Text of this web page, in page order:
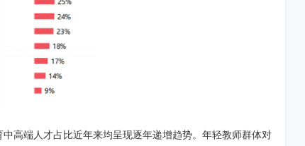
高端人才占比近年来均呈现逐年递增趋势。年轻教师群体对